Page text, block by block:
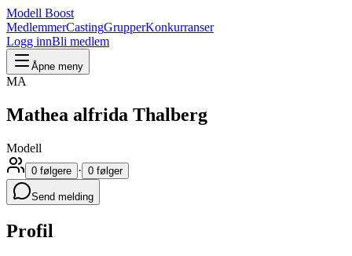
Modell Boost
MedlemmerCastingGrupperKonkurranser
Logg innBli medlem
Åpne meny
MA
Mathea alfrida Thalberg
Modell
0 følgere · 0 følger
Send melding
Profil